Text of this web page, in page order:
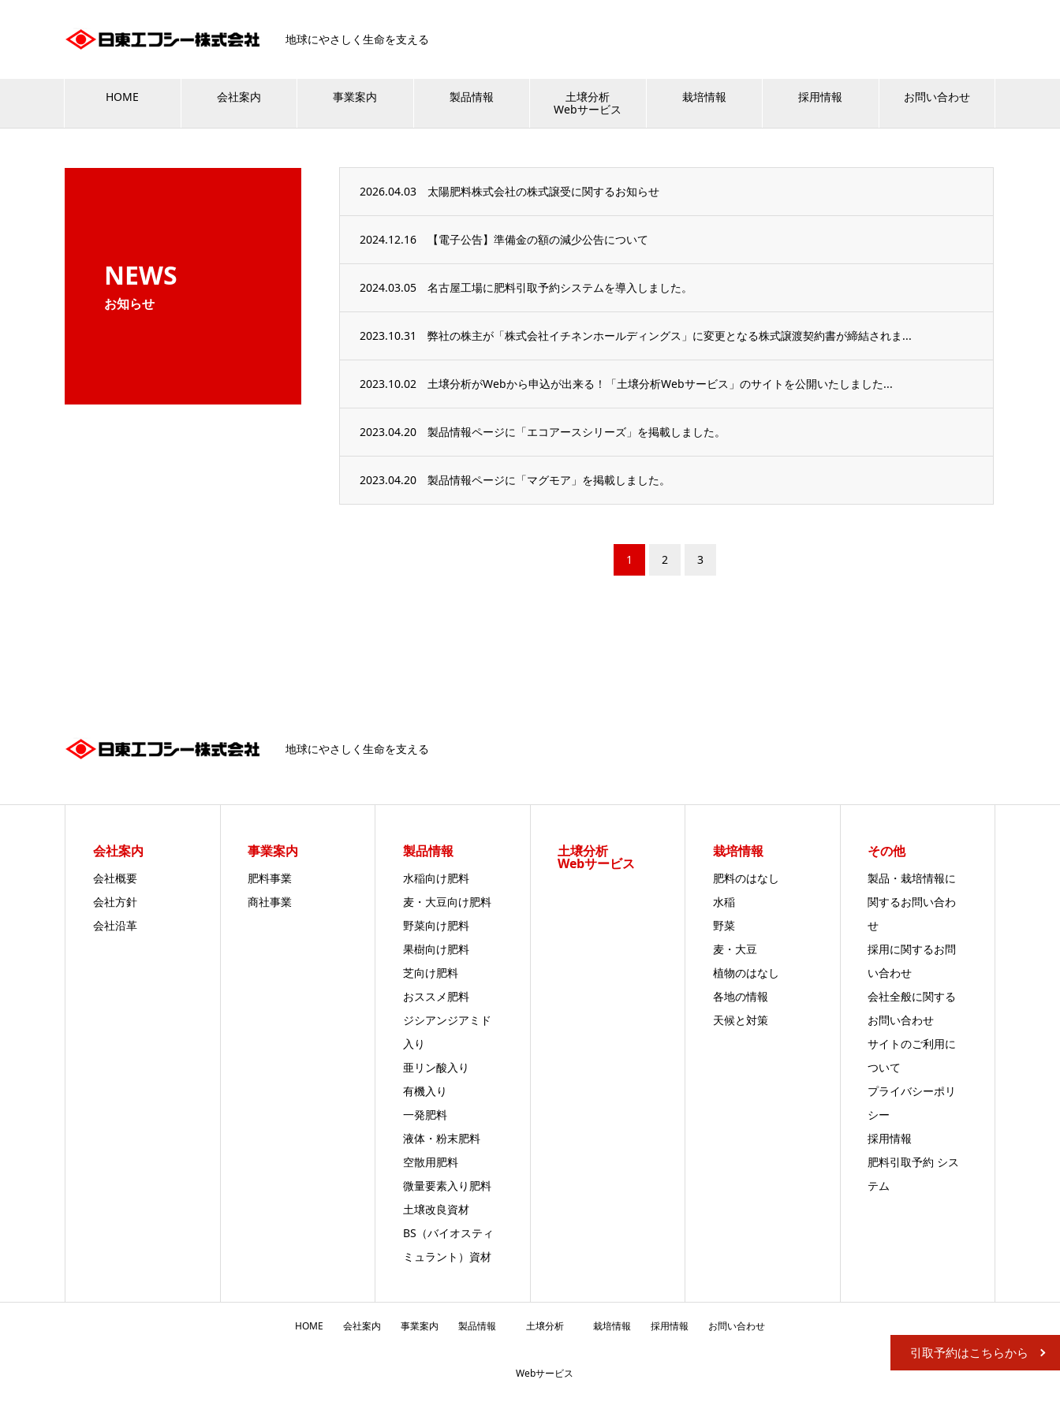
地球にやさしく生命を支える
HOME 会社案内 事業案内 製品情報
土壌分析
Webサービス
栽培情報 採用情報 お問い合わせ
NEWS
お知らせ
2026.04.03 太陽肥料株式会社の株式譲受に関するお知らせ
2024.12.16 【電子公告】準備金の額の減少公告について
2024.03.05 名古屋工場に肥料引取予約システムを導入しました。
2023.10.31 弊社の株主が「株式会社イチネンホールディングス」に変更となる株式譲渡契約書が締結されま...
2023.10.02 土壌分析がWebから申込が出来る！「土壌分析Webサービス」のサイトを公開いたしました...
2023.04.20 製品情報ページに「エコアースシリーズ」を掲載しました。
2023.04.20 製品情報ページに「マグモア」を掲載しました。
1 2 3
地球にやさしく生命を支える
会社案内
会社概要
会社方針
会社沿革
事業案内
肥料事業
商社事業
製品情報
水稲向け肥料
麦・大豆向け肥料
野菜向け肥料
果樹向け肥料
芝向け肥料
おススメ肥料
ジシアンジアミド
入り
亜リン酸入り
有機入り
一発肥料
液体・粉末肥料
空散用肥料
微量要素入り肥料
土壌改良資材
BS（バイオスティ
ミュラント）資材
土壌分析
Webサービス
栽培情報
肥料のはなし
水稲
野菜
麦・大豆
植物のはなし
各地の情報
天候と対策
その他
製品・栽培情報に
関するお問い合わ
せ
採用に関するお問
い合わせ
会社全般に関する
お問い合わせ
サイトのご利用に
ついて
プライバシーポリ
シー
採用情報
肥料引取予約 シス
テム
HOME 会社案内 事業案内 製品情報 土壌分析
Webサービス
栽培情報 採用情報 お問い合わせ
引取予約はこちらから